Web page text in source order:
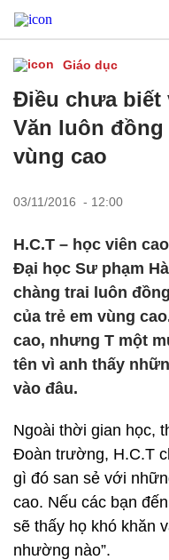
Giáo dục
Điều chưa biết
Văn luôn
vùng cao
03/11/2016 - 12:00
H.C.T – học viên
Đại học Sư phạm
chàng trai luôn
của trẻ em vùng
cao, nhưng T một
tên vì anh thấy
vào đâu.
Ngoài thời gian học,
Đoàn trường, H.C.T
gì đó san sẻ với
cao. Nếu các bạn
sẽ thấy họ khó khăn
nhường nào”.